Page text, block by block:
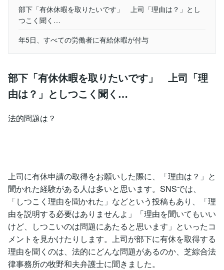
部下「有休休暇を取りたいです」 上司「理由は？」とし
つこく聞く…
年5日、すべての労働者に有給休暇が付与
部下「有休休暇を取りたいです」 上司「理
由は？」としつこく聞く…
法的問題は？
上司に有休申請の取得をお願いした際に、「理由は？」と
聞かれた経験がある人は多いと思います。SNSでは、
「しつこく理由を聞かれた」などという投稿もあり、「理
由を説明する必要はありませんよ」「理由を聞いてもいい
けど、しつこいのは問題にあたると思います」といったコ
メントを見かけたりします。上司が部下に有休を取得する
理由を聞くのは、法的にどんな問題があるのか、芝綜合法
律事務所の牧野和夫弁護士に聞きました。